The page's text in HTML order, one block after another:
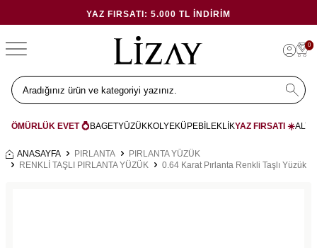
YAZ FIRSATI: 5.000 TL İNDIRIM
0
ÖMÜRLÜK EVET 💍 BAGETYÜZÜKKOLYEKÜPEBİLEKLİKYAZ FIRSATI ☀️
ANASAYFA PIRLANTA
PIRLANTA YÜZÜK
RENKLİ TAŞLI PIRLANTA YÜZÜK
0.64 Karat Pırlanta Renkli Taşlı Yüzük